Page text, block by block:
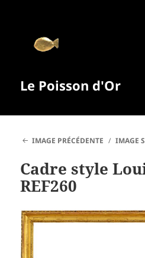
Le Poisson d'Or
IMAGE PRÉCÉDENTE IMAGE
Cadre style
REF260